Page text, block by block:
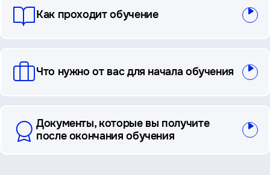
Как проходит обучение
Что нужно от вас для начала обучения
Документы, которые вы получите
после окончания обучения